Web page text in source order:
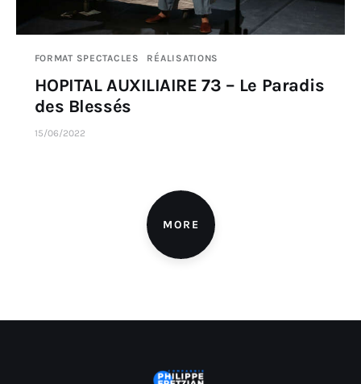
FORMAT SPECTACLES RÉALISATIONS
HOPITAL AUXILIAIRE 73 – Le Paradis
des Blessés
15/06/2022
MORE